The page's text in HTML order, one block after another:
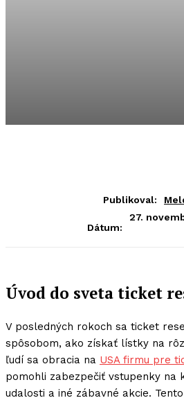
Publikoval:
Dátum:
27.
Úvod do sveta ticket
V posledných rokoch sa ticket
spôsobom, ako získať lístky na
ľudí sa obracia na USA firmu pre
pomohli zabezpečiť vstupenky na
udalosti a iné zábavné akcie.